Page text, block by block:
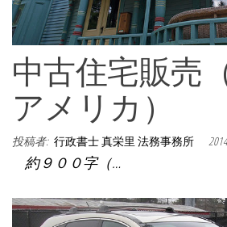
中古住宅販売
アメリカ）
投稿者: 行政書士 真栄里 法務事務所
約９００字（…